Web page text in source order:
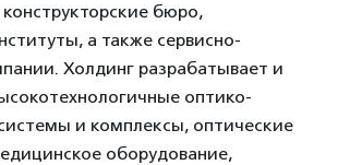
бюро,
а также сервисно-
Холдинг разрабатывает и
оптико-
и комплексы, оптические
оборудование,